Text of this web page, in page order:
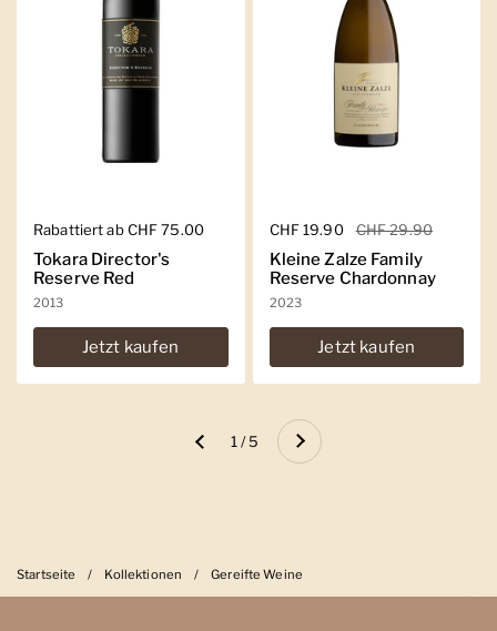
Regulärer Preis
Rabattiert ab CHF 75.00
Tokara Director's
Reserve Red
2013
Jetzt kaufen
Regulärer Preis
CHF 19.90 Sale-Preis
CHF 29.90
Kleine Zalze Family
Reserve Chardonnay
2023
Jetzt kaufen
Zurück 1 / 5 Weiter
Startseite / Kollektionen / Gereifte Weine